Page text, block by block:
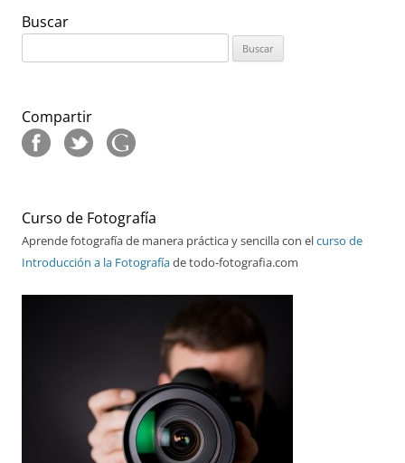
Buscar
Compartir
Curso de Fotografía
Aprende fotografía de manera práctica y sencilla con elcurso de
Introducción a la Fotografíade todo-fotografia.com